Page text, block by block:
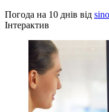
Погода на 10 днів від
Інтерактив